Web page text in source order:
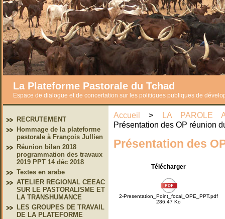
La Plateforme Pastorale du Tchad
Espace de dialogue et de concertation sur les politiques publiques de
RECRUTEMENT
Hommage de la plateforme
pastorale à François Jullien
Réunion bilan 2018
programmation des travaux
2019 PPT 14 déc 2018
Textes en arabe
ATELIER REGIONAL CEEAC
SUR LE PASTORALISME ET
LA TRANSHUMANCE
LES GROUPES DE TRAVAIL
DE LA PLATEFORME
Accueil > LA PAROLE
Présentation des OP réunion
Présentation des
Télécharger
2-Presentation_Point_focal_OPE_PPT.pdf
286,47 Ko